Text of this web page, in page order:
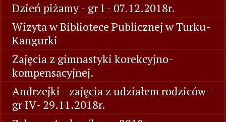
Dzień piżamy - gr I - 07.12.2018r.
Wizyta w Bibliotece Publicznej w Turku-
Kangurki
Zajęcia z gimnastyki korekcyjno-
kompensacyjnej.
Andrzejki - zajęcia z udziałem rodziców -
gr IV- 29.11.2018r.